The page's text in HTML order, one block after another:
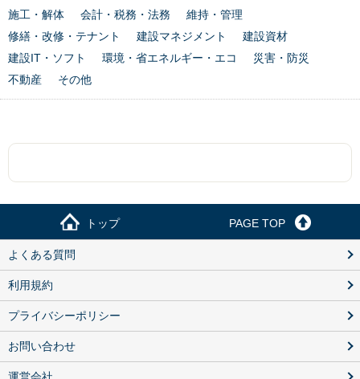
施工・解体
会計・税務・法務
維持・管理
修繕・改修・テナント
建設マネジメント
建設資材
建設IT・ソフト
環境・省エネルギー・エコ
災害・防災
不動産
その他
トップ PAGE TOP
よくある質問
利用規約
プライバシーポリシー
お問い合わせ
運営会社